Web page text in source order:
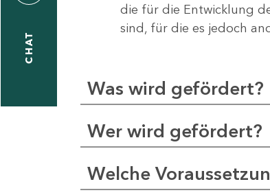
CHAT
die für die Entwicklung
sind, für die es jedoch
Was wird gefördert?
Wer wird gefördert?
Welche